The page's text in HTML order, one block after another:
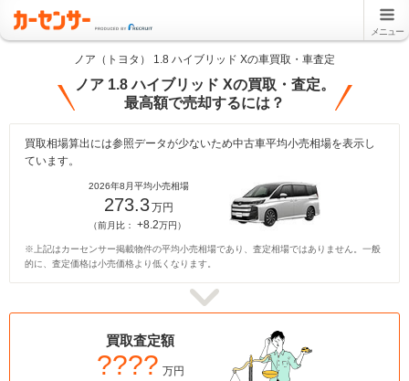
メニュー
ノア（トヨタ） 1.8 ハイブリッド Xの車買取・車査定
ノア 1.8 ハイブリッド Xの買取・査定。
最高額で売却するには？
買取相場算出には参照データが少ないため中古車平均小売相場を表示し
ています。
2026年8月平均小売相場
273.3万円
（前月比： +8.2万円）
※上記はカーセンサー掲載物件の平均小売相場であり、査定相場ではありません。一般
的に、査定価格は小売価格より低くなります。
買取査定額
???? 万円